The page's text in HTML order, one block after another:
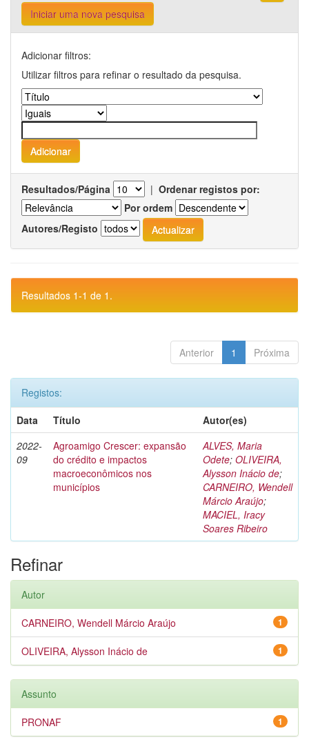
Iniciar uma nova pesquisa
Adicionar filtros:
Utilizar filtros para refinar o resultado da pesquisa.
Resultados/Página | Ordenar registos por:
Por ordem
Autores/Registo
Resultados 1-1 de 1.
Anterior 1 Próxima
Registos:
Data
Título
Autor(es)
2022-
09
Agroamigo Crescer: expansão
do crédito e impactos
macroeconômicos nos
municípios
ALVES, Maria
Odete; OLIVEIRA,
Alysson Inácio de;
CARNEIRO, Wendell
Márcio Araújo;
MACIEL, Iracy
Soares Ribeiro
Refinar
Autor
1
CARNEIRO, Wendell Márcio Araújo
1
OLIVEIRA, Alysson Inácio de
Assunto
1
PRONAF